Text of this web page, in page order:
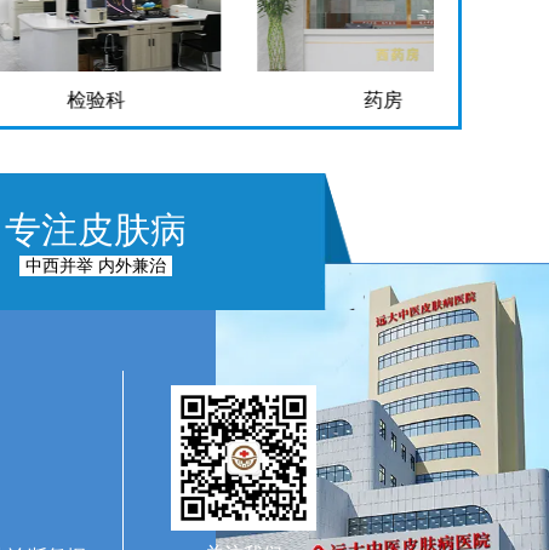
专注皮肤病
中西并举 内外兼治